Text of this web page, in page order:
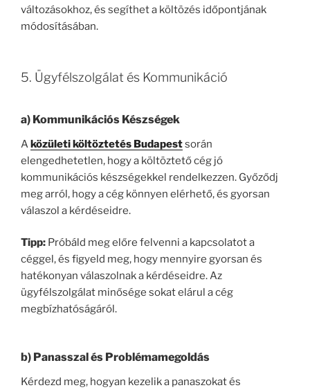
változásokhoz, és segíthet a költözés időpontjának
módosításában.
5. Ügyfélszolgálat és Kommunikáció
a) Kommunikációs Készségek
A közületi költöztetés Budapestsorán
elengedhetetlen, hogy a költöztető cég jó
kommunikációs készségekkel rendelkezzen. Győződj
meg arról, hogy a cég könnyen elérhető, és gyorsan
válaszol a kérdéseidre.
Tipp: Próbáld meg előre felvenni a kapcsolatot a
céggel, és figyeld meg, hogy mennyire gyorsan és
hatékonyan válaszolnak a kérdéseidre. Az
ügyfélszolgálat minősége sokat elárul a cég
megbízhatóságáról.
b) Panasszal és Problémamegoldás
Kérdezd meg, hogyan kezelik a panaszokat és